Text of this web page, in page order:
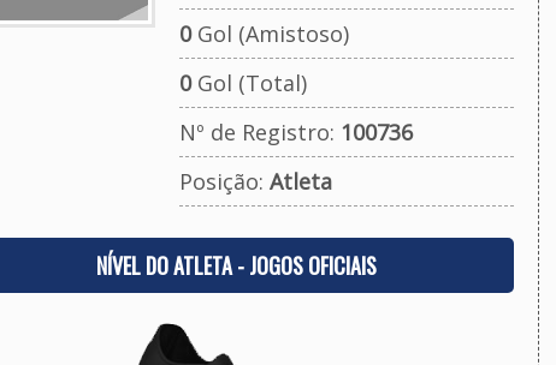
0Gol (Amistoso)
0Gol (Total)
Nº de Registro: 100736
Posição: Atleta
NÍVEL DO ATLETA - JOGOS OFICIAIS